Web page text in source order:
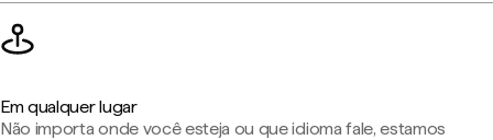
Em qualquer lugar
Não importa onde você esteja ou que idioma fale, estamos